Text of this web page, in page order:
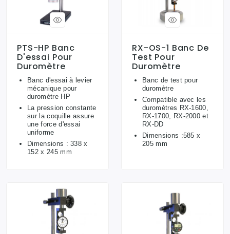
PTS-HP Banc
D'essai Pour
Duromètre
Banc d'essai à levier
mécanique pour
duromètre HP
La pression constante
sur la coquille assure
une force d'essai
uniforme
Dimensions : 338 x
152 x 245 mm
RX-OS-1 Banc De
Test Pour
Duromètre
Banc de test pour
duromètre
Compatible avec les
duromètres RX-1600,
RX-1700, RX-2000 et
RX-DD
Dimensions :585 x
205 mm